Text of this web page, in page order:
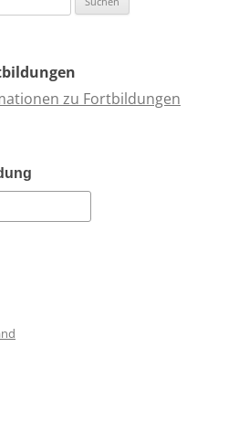
zu Fortbildungen